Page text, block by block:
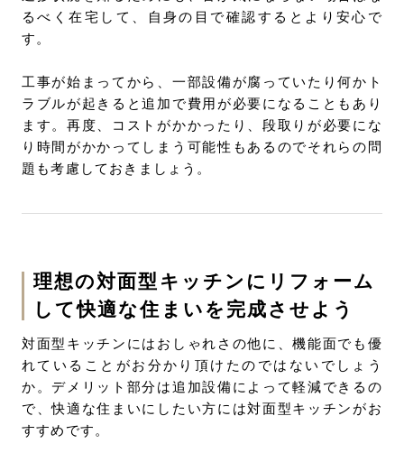
るべく在宅して、自身の目で確認するとより安心で
す。
工事が始まってから、一部設備が腐っていたり何かト
ラブルが起きると追加で費用が必要になることもあり
ます。再度、コストがかかったり、段取りが必要にな
り時間がかかってしまう可能性もあるのでそれらの問
題も考慮しておきましょう。
理想の対面型キッチンにリフォーム
して快適な住まいを完成させよう
対面型キッチンにはおしゃれさの他に、機能面でも優
れていることがお分かり頂けたのではないでしょう
か。デメリット部分は追加設備によって軽減できるの
で、快適な住まいにしたい方には対面型キッチンがお
すすめです。